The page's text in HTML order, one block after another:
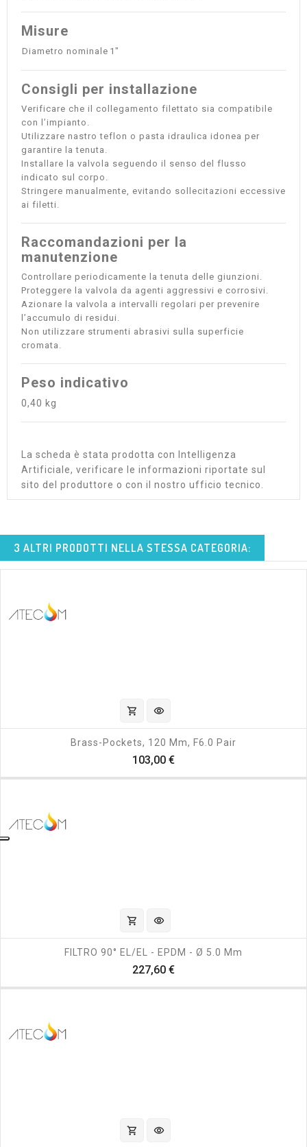
Misure
Diametro nominale 1"
Consigli per installazione
Verificare che il collegamento filettato sia compatibile
con l’impianto.
Utilizzare nastro teflon o pasta idraulica idonea per
garantire la tenuta.
Installare la valvola seguendo il senso del flusso
indicato sul corpo.
Stringere manualmente, evitando sollecitazioni eccessive
ai filetti.
Raccomandazioni per la
manutenzione
Controllare periodicamente la tenuta delle giunzioni.
Proteggere la valvola da agenti aggressivi e corrosivi.
Azionare la valvola a intervalli regolari per prevenire
l’accumulo di residui.
Non utilizzare strumenti abrasivi sulla superficie
cromata.
Peso indicativo
0,40 kg
La scheda è stata prodotta con Intelligenza
Artificiale, verificare le informazioni riportate sul
sito del produttore o con il nostro ufficio tecnico.
3 ALTRI PRODOTTI NELLA STESSA CATEGORIA:
shopping_cart visibility
Brass-Pockets, 120 Mm, F6.0 Pair
103,00 €Prezzo
shopping_cart visibility
FILTRO 90° EL/EL - EPDM - Ø 5.0 Mm
227,60 €Prezzo
shopping_cart visibility